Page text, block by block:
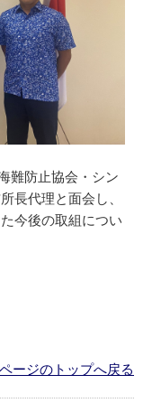
難防止協会・シン
長代理と面会し、
今後の取組につい
ージのトップへ戻る